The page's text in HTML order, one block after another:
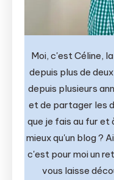
Moi, c'est Céline,
depuis plus de
depuis plusieurs
et de partager les
que je fais au fur et
mieux qu'un blog ?
c'est pour moi un
vous laisse